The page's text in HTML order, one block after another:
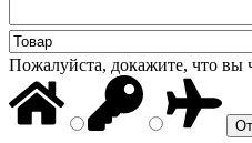
Пожалуйста, докажите, что вы